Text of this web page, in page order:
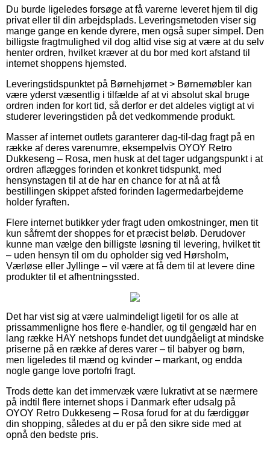
Du burde ligeledes forsøge at få varerne leveret hjem til dig
privat eller til din arbejdsplads. Leveringsmetoden viser sig
mange gange en kende dyrere, men også super simpel. Den
billigste fragtmulighed vil dog altid vise sig at være at du selv
henter ordren, hvilket kræver at du bor med kort afstand til
internet shoppens hjemsted.
Leveringstidspunktet på Børnehjørnet > Børnemøbler kan
være yderst væsentlig i tilfælde af at vi absolut skal bruge
ordren inden for kort tid, så derfor er det aldeles vigtigt at vi
studerer leveringstiden på det vedkommende produkt.
Masser af internet outlets garanterer dag-til-dag fragt på en
række af deres varenumre, eksempelvis OYOY Retro
Dukkeseng – Rosa, men husk at det tager udgangspunkt i at
ordren aflægges forinden et konkret tidspunkt, med
hensynstagen til at de har en chance for at nå at få
bestillingen skippet afsted forinden lagermedarbejderne
holder fyraften.
Flere internet butikker yder fragt uden omkostninger, men tit
kun såfremt der shoppes for et præcist beløb. Derudover
kunne man vælge den billigste løsning til levering, hvilket tit
– uden hensyn til om du opholder sig ved Hørsholm,
Værløse eller Jyllinge – vil være at få dem til at levere dine
produkter til et afhentningssted.
Det har vist sig at være ualmindeligt ligetil for os alle at
prissammenligne hos flere e-handler, og til gengæld har en
lang række HAY netshops fundet det uundgåeligt at mindske
priserne på en række af deres varer – til babyer og børn,
men ligeledes til mænd og kvinder – markant, og endda
nogle gange love portofri fragt.
Trods dette kan det immervæk være lukrativt at se nærmere
på indtil flere internet shops i Danmark efter udsalg på
OYOY Retro Dukkeseng – Rosa forud for at du færdiggør
din shopping, således at du er på den sikre side med at
opnå den bedste pris.